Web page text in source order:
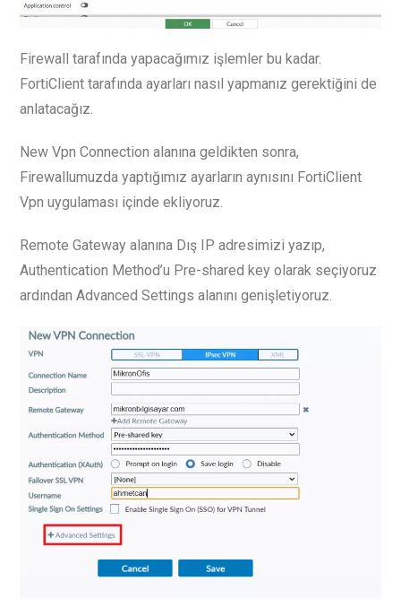
Firewall tarafında yapacağımız işlemler bu kadar.
FortiClient tarafında ayarları nasıl yapmanız gerektiğini de
anlatacağız.
New Vpn Connection alanına geldikten sonra,
Firewallumuzda yaptığımız ayarların aynısını FortiClient
Vpn uygulaması içinde ekliyoruz.
Remote Gateway alanına Dış IP adresimizi yazıp,
Authentication Method’u Pre-shared key olarak seçiyoruz
ardından Advanced Settings alanını genişletiyoruz.